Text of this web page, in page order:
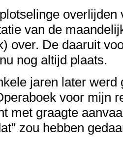
van de
over. De daaruit
nog altijd plaats.
jaren later
voor mijn
met graagte
zou hebben